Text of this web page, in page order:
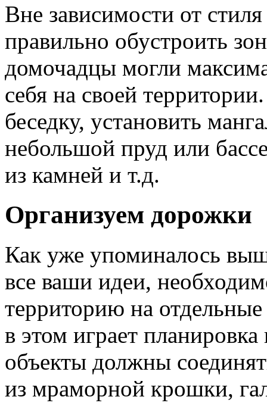
Вне зависимости от
правильно обустроить
домочадцы могли
себя на своей
беседку, установить
небольшой пруд или
из камней и т.д.
Организуем дорожки
Как уже упоминалось
все ваши идеи,
территорию на
в этом играет
объекты должны
из мраморной крошки,